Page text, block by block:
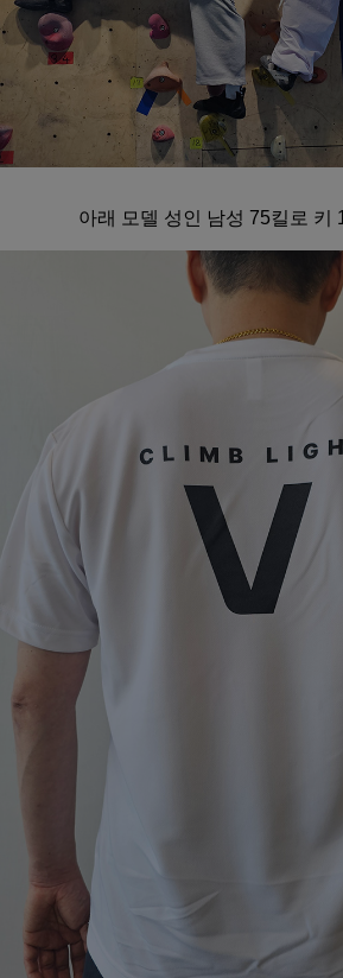
아래 모델 성인 남성 75킬로 키